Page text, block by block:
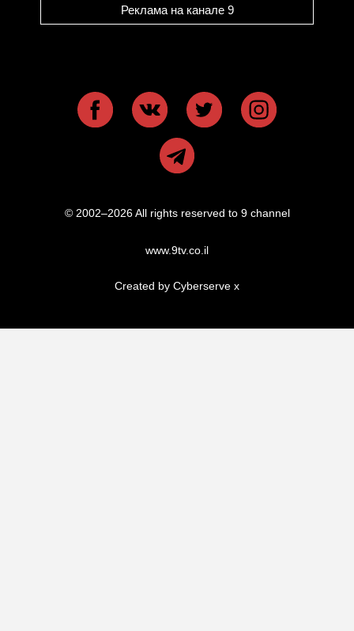
Реклама на канале 9
© 2002–2026 All rights reserved to 9 channel
www.9tv.co.il
Created by Cyberserve x